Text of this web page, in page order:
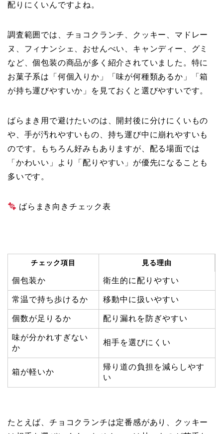
配りにくいんですよね。
調査範囲では、チョコクランチ、クッキー、マドレー
ヌ、フィナンシェ、おせんべい、キャンディー、グミ
など、個包装の商品が多く紹介されていました。特に
お菓子系は「何個入りか」「味が何種類あるか」「箱
が持ち運びやすいか」を見ておくと選びやすいです。
ばらまき用で避けたいのは、開封後に分けにくいもの
や、手が汚れやすいもの、持ち運び中に崩れやすいも
のです。もちろん好みもありますが、配る場面では
「かわいい」より「配りやすい」が優先になることも
多いです。
ばらまき向きチェック表
チェック項目 見る理由
個包装か 衛生的に配りやすい
常温で持ち歩けるか 移動中に扱いやすい
個数が足りるか 配り漏れを防ぎやすい
味が分かれすぎない
か
相手を選びにくい
箱が軽いか
帰り道の負担を減らしやす
い
たとえば、チョコクランチは定番感があり、クッキー